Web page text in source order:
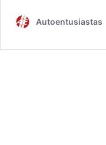
Autoentusiastas